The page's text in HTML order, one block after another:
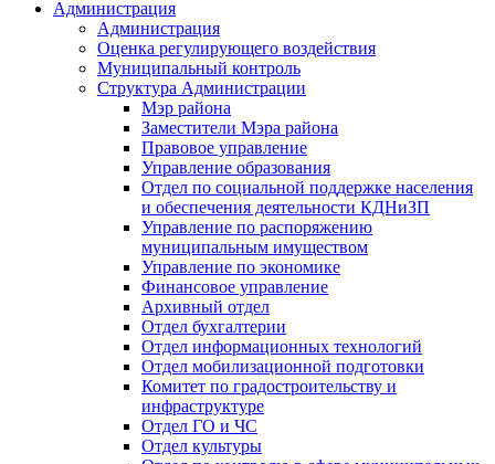
Администрация
Администрация
Оценка регулирующего воздействия
Муниципальный контроль
Структура Администрации
Мэр района
Заместители Мэра района
Правовое управление
Управление образования
Отдел по социальной поддержке населения
и обеспечения деятельности КДНиЗП
Управление по распоряжению
муниципальным имуществом
Управление по экономике
Финансовое управление
Архивный отдел
Отдел бухгалтерии
Отдел информационных технологий
Отдел мобилизационной подготовки
Комитет по градостроительству и
инфраструктуре
Отдел ГО и ЧС
Отдел культуры